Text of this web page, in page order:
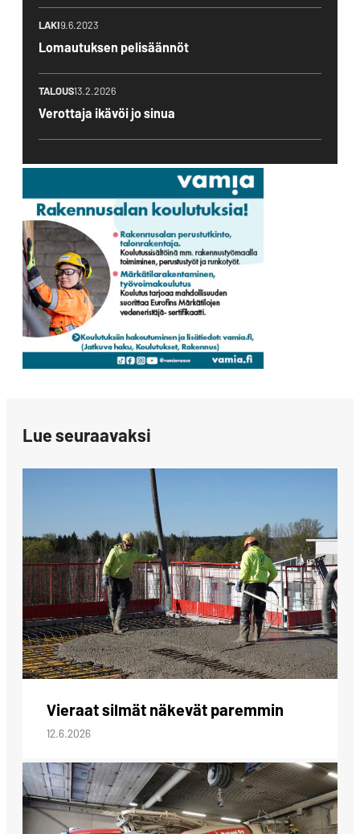
LAKI9.6.2023
Lomautuksen pelisäännöt
TALOUS13.2.2026
Verottaja ikävöi jo sinua
Lue seuraavaksi
Vieraat silmät näkevät paremmin
12.6.2026